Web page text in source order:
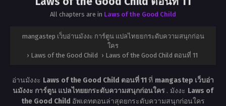
All chapters are in Laws of the Good Child
mangastep เว็บอ่านมังงะ การ์ตูน แปลไทยยกระดับความสนุกก่อน
ใคร
› Laws of the Good Child › Laws of the Good Child ตอนที่ 11
อ่านมังงะ Laws of the Good Child ตอนที่ 11ที่ mangastep เว็บอ่า
นมังงะ การ์ตูน แปลไทยยกระดับความสนุกก่อนใคร . มังงะ Laws of
the Good Child อัพเดทตอนล่าสุดยกระดับความสนุกก่อนใคร